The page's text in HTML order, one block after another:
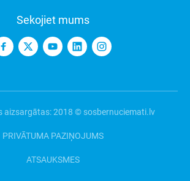
Sekojiet mums
aizsargātas: 2018 © sosbernuciemati.lv
PRIVĀTUMA PAZIŅOJUMS
ATSAUKSMES